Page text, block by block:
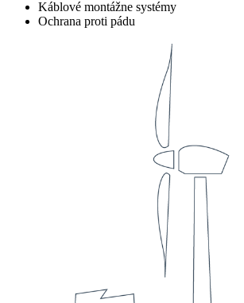
Káblové montážne systémy
Ochrana proti pádu